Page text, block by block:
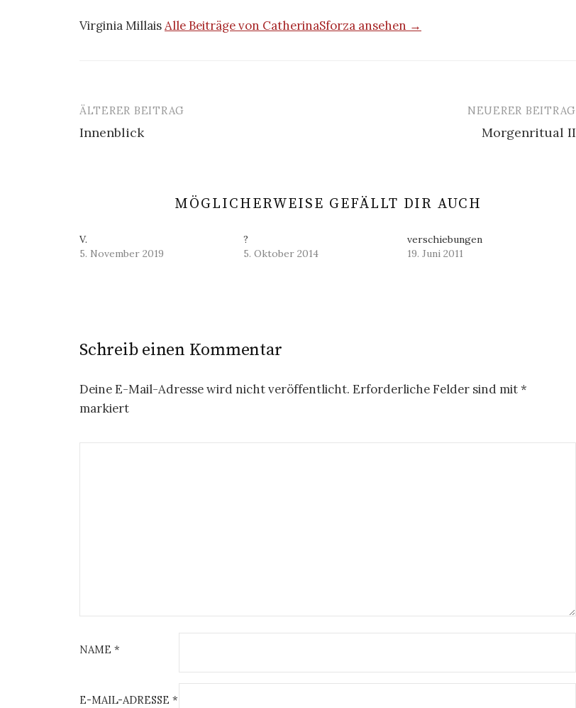
Virginia MillaisAlle Beiträge von CatherinaSforza ansehen →
Beitrags-
Navigation
ÄLTERER BEITRAG
Innenblick
NEUERER BEITRAG
Morgenritual II
MÖGLICHERWEISE GEFÄLLT DIR AUCH
V.
5. November 2019
?
5. Oktober 2014
verschiebungen
19. Juni 2011
Schreib einen Kommentar
Deine E-Mail-Adresse wird nicht veröffentlicht. Erforderliche Felder sind mit*
markiert
NAME *
E-MAIL-ADRESSE *